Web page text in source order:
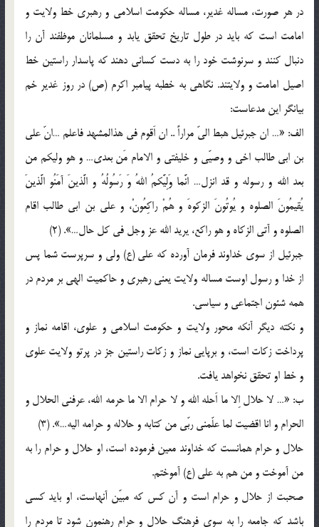
در هر صورت، مساله غدير، مساله حكومت اسلامي و رهبري خط ولايت و
امامت است كه بايد در طول تاريخ تحقق يابد و مسلمانان موظفند آن را
دنبال كنند و سرنوشت خود را به دست كساني دهند كه پاسدار راستين خط
اصيل امامت و ولايتند. نگاهي به خطبه پيامبر اكرم (ص) در روز غدير خم
بيانگر اين مدعاست:
الف: «… ان جبرئيل هبط اليّ مراراً .. ان اَقوم في هذالمشهد فاعلم …انّ علي
بن ابي طالب اخي و وصيّي و خليفتي و الامام مَن بعدي… و هو وليكم من
بعد الله و رسوله و قد انزل… انَّما وَلِيَّكمُ اللهُ وَ رَسُولُهُ و الَّذينَ آمَنُو الَّذينَ
يُقيمُونَ الصلوه و يُوتُونَ الزكوهَ و هُمْ راكِعُونْ، و علي بن ابي طالب اقام
الصلوه و آتي الزكاه و هو راكع، يريد الله عز وجل في كل حال…». (2)
جبرئيل از سوي خداوند فرمان آورده كه علي (ع) ولي و سرپرست شما پس
از خدا و رسول اوست مساله ولايت يعني رهبري و حاكميت الهي بر مردم در
همه شئون اجتماعي و سياسي.
و نكته ديگر آنكه محور ولايت و حكومت اسلامي و علوي، اقامه نماز و
پرداخت زكات است، و برپايي نماز و زكات راستين جز در پرتو ولايت علوي
و خط او تحقق نخواهد يافت.
ب: «… لا حلال اِلا ما اَحله الله و لا حرام الا ما حرمه الله، عرفني الحلال و
الحرام و انا اقضيت لما علّمني ربّي من كتابه و حلاله و حرامه اليه…». (3)
حلال و حرام همانست كه خداوند معين فرموده است، او حلال و حرام را به
من آموخت و من هم به علي (ع) آموختم.
صحبت از حلال و حرام است و آن كس كه مبيّن آنهاست، او بايد كسي
باشد كه جامعه را به سوي فرهنگ حلال و حرام رهنمون شود تا مردم را